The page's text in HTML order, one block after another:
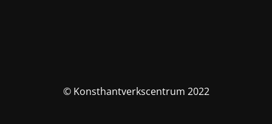
© Konsthantverkscentrum 2022